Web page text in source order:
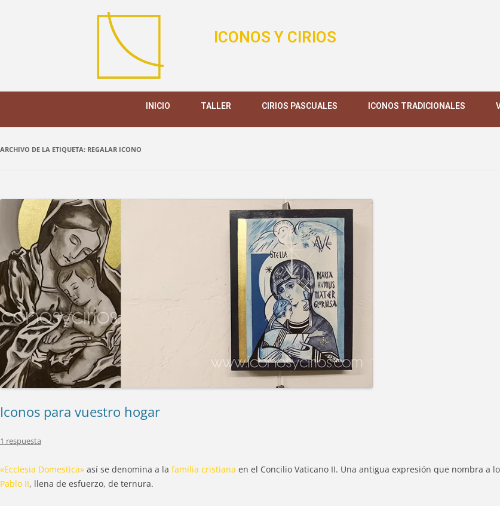
ICONOS Y CIRIOS
INICIO TALLER CIRIOS PASCUALES ICONOS TRADICIONALES
ARCHIVO DE LA ETIQUETA: REGALAR ICONO
Iconos para vuestro hogar
1 respuesta
«Ecclesia Domestica» así se denomina a la familia cristiana en el Concilio Vaticano II. Una antigua expresión que nombra a
Pablo II, llena de esfuerzo, de ternura.